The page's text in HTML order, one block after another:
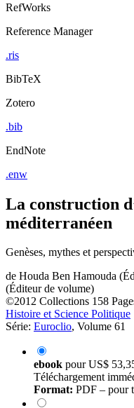
RefWorks
Reference Manager
.ris
BibTeX
Zotero
.bib
EndNote
.enw
La construction
méditerranéen
Genèses, mythes et
de Houda Ben Hamouda
(Éditeur de volume)
©2012 Collections 158
Histoire et Science Politique
Série: Euroclio, Volume 61
ebook pourUS$
Téléchargement
Format: PDF – pour